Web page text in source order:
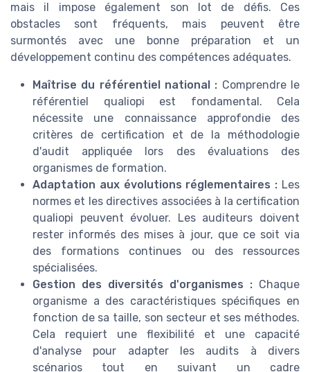
mais il impose également son lot de défis. Ces
obstacles sont fréquents, mais peuvent être
surmontés avec une bonne préparation et un
développement continu des compétences adéquates.
Maîtrise du référentiel national : Comprendre le
référentiel qualiopi est fondamental. Cela
nécessite une connaissance approfondie des
critères de certification et de la méthodologie
d'audit appliquée lors des évaluations des
organismes de formation.
Adaptation aux évolutions réglementaires : Les
normes et les directives associées à la certification
qualiopi peuvent évoluer. Les auditeurs doivent
rester informés des mises à jour, que ce soit via
des formations continues ou des ressources
spécialisées.
Gestion des diversités d'organismes : Chaque
organisme a des caractéristiques spécifiques en
fonction de sa taille, son secteur et ses méthodes.
Cela requiert une flexibilité et une capacité
d'analyse pour adapter les audits à divers
scénarios tout en suivant un cadre